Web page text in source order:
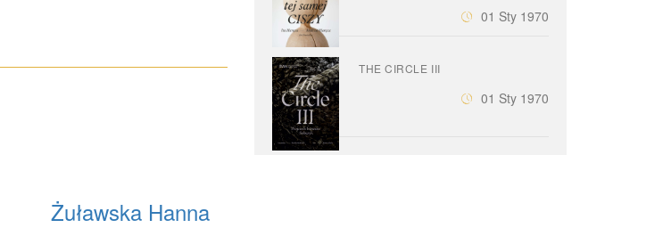
Żuławska Hanna
01 Sty 1970
THE CIRCLE III
01 Sty 1970